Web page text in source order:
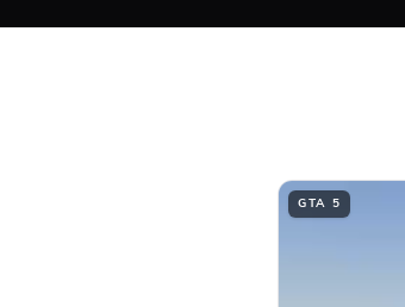
GTA 5